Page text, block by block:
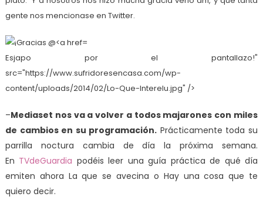
gente nos mencionase en Twitter.
Esjapo por el pantallazo!"
src="https://www.sufridoresencasa.com/wp-
content/uploads/2014/02/Lo-Que-Interelu.jpg" />
–Mediaset nos va a volver a todos majarones con miles
de cambios en su programación. Prácticamente toda su
parrilla noctura cambia de día la próxima semana.
En TVdeGuardia podéis leer una guía práctica de qué día
emiten ahora La que se avecina o Hay una cosa que te
quiero decir.